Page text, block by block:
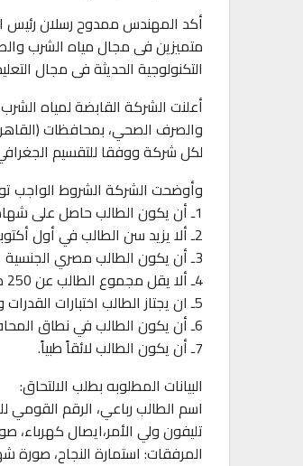
أكد المهندس ممدوح رسلان رئيس
متميزين فى مجال مياه الشرب
التكنولوجية الحديثة فى مجال
أعلنت الشركة القابضة لمياه
والصرف الصحي، بمحافظات
لكل شركة ووفقا للتقسيم الجغرافي لكل
وأوضحت الشركة الشروط الواجب
1ـ أن يكون الطالب حاصل على شهادة الإعدادية العامة عام 2020/2021.
2ـ ألا يزيد سن الطالب في أول أكتوبر 2021 عن 18 عام.
3ـ أن يكون الطالب مصري الجنسية
4ـ ألا يقل مجموع الطالب عن 250 درجة، والأولوية للأعلى مجموع.
5ـ ان يجتاز الطالب اختبارات القدرات و المقابله الشخصية التي تعقد بالمدرسة.
6ـ أن يكون الطالب في نطاق المحافظة التي تقع بها المدرسة حسب التوزيع الجغرافي.
7ـ أن يكون الطالب لائقاً طبياً.
البيانات المطلوبه بطلب الالتحاق:
اسم الطالب رباعي، الرقم القومي
تليفون ولي الأمر،ايصال كهرباء،
المرفقات: استمارة النجاح، صورة